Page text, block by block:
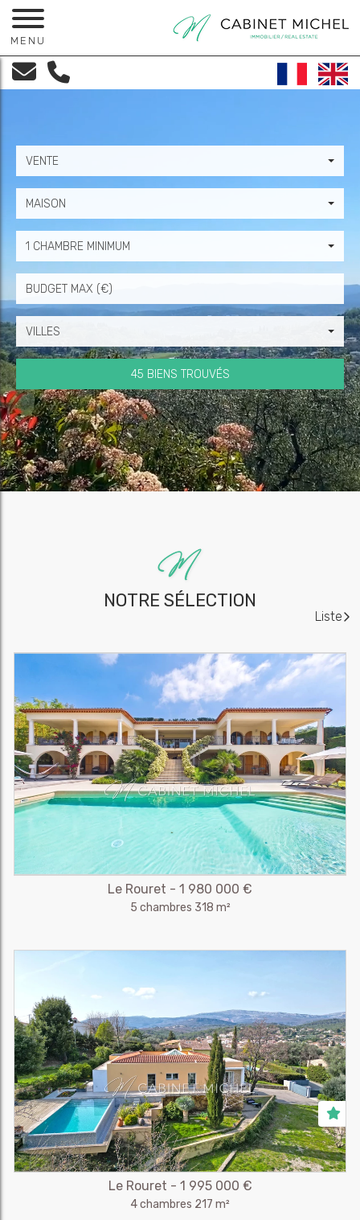
MENU
VENTE
MAISON
1 CHAMBRE MINIMUM
Prix
VILLES
45 BIENS TROUVÉS
NOTRE SÉLECTION
Liste
Le Rouret - 1 980 000 €
5 chambres 318 m²
Le Rouret - 1 995 000 €
4 chambres 217 m²